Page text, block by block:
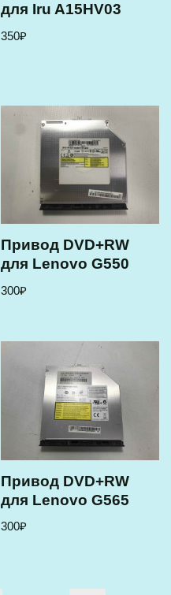
для Iru A15HV03
350₽
Привод DVD+RW
для Lenovo G550
300₽
Привод DVD+RW
для Lenovo G565
300₽